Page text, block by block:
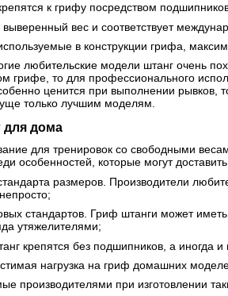
к грифу посредством
вес и соответствует
в конструкции грифа,
любительские модели штанг очень
грифе, то для профессионального
ценится при выполнении рывков,
только лучшим моделям.
для дома
для тренировок со свободными
особенностей, которые могут
размеров. Производители
стандартов. Гриф штанги может
утяжелителями;
крепятся без подшипников, а иногда
нагрузка на гриф домашних
производителями при изготовлении